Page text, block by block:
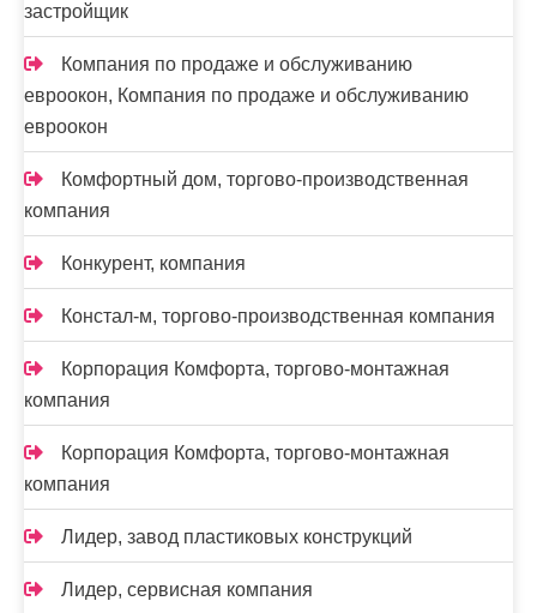
застройщик
Компания по продаже и обслуживанию
евроокон, Компания по продаже и обслуживанию
евроокон
Комфортный дом, торгово-производственная
компания
Конкурент, компания
Констал-м, торгово-производственная компания
Корпорация Комфорта, торгово-монтажная
компания
Корпорация Комфорта, торгово-монтажная
компания
Лидер, завод пластиковых конструкций
Лидер, сервисная компания